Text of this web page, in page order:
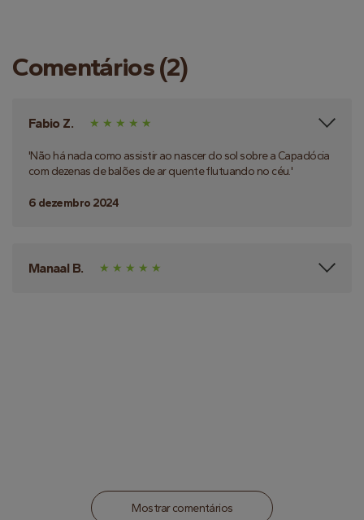
Comentários (2)
Fabio Z.
'Não há nada como assistir ao nascer do sol sobre a Capadócia
com dezenas de balões de ar quente flutuando no céu.'
6 dezembro 2024
Manaal B.
Mostrar comentários